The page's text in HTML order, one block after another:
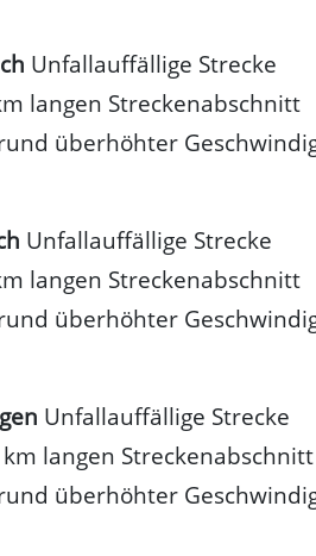
Unfallauffällige Strecke
langen Streckenabschnitt
überhöhter
Unfallauffällige Strecke
langen Streckenabschnitt
überhöhter
Unfallauffällige Strecke
langen Streckenabschnitt
überhöhter